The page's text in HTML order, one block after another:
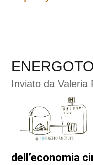
Inviato da Valeria
dell’economia